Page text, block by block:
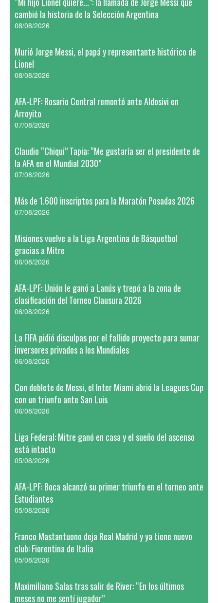
cambió la historia de la Selección Argentina
08/08/2026
Murió Jorge Messi, el papá y representante histórico de
Lionel
08/08/2026
AFA-LPF: Rosario Central remontó ante Aldosivi en
Arroyito
07/08/2026
Claudio “Chiqui” Tapia: “Me gustaría ser el presidente de
la AFA en el Mundial 2030”
07/08/2026
Más de 1.600 inscriptos para la Maratón Posadas 2026
07/08/2026
Misiones vuelve a la Liga Argentina de Básquetbol
gracias a Mitre
06/08/2026
AFA-LPF: Unión le ganó a Lanús y trepó a la zona de
clasificación del Torneo Clausura 2026
06/08/2026
La FIFA pidió disculpas por el fallido proyecto para sumar
inversores privados a los Mundiales
06/08/2026
Con doblete de Messi, el Inter Miami abrió la Leagues Cup
con un triunfo ante San Luis
06/08/2026
Liga Federal: Mitre ganó en casa y el sueño del ascenso
está intacto
05/08/2026
AFA-LPF: Boca alcanzó su primer triunfo en el torneo ante
Estudiantes
05/08/2026
Franco Mastantuono deja Real Madrid y ya tiene nuevo
club: Fiorentina de Italia
05/08/2026
Maximiliano Salas tras salir de River: “En los últimos
meses no me sentí jugador”